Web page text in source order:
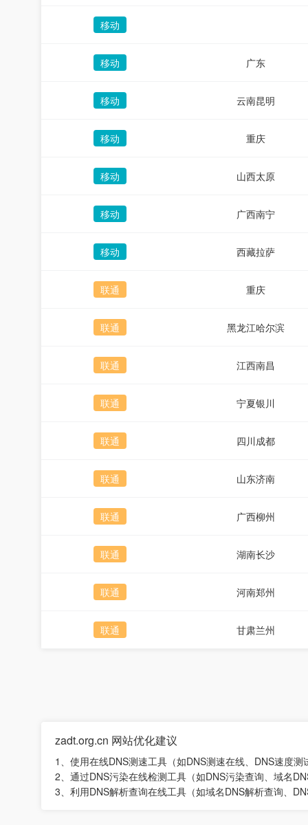
移动
移动 广东
移动 云南昆明
移动 重庆
移动 山西太原
移动 广西南宁
移动 西藏拉萨
联通 重庆
联通 黑龙江哈尔滨
联通 江西南昌
联通 宁夏银川
联通 四川成都
联通 山东济南
联通 广西柳州
联通 湖南长沙
联通 河南郑州
联通 甘肃兰州
zadt.org.cn 网站优化建议
1、使用在线DNS测速工具（如DNS测速在线、DNS速度
2、通过DNS污染在线检测工具（如DNS污染查询、域名
3、利用DNS解析查询在线工具（如域名DNS解析查询、